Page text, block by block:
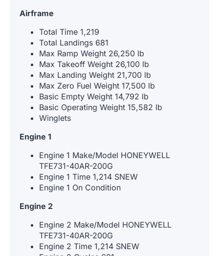
Airframe
Total Time 1,219
Total Landings 681
Max Ramp Weight 26,250 lb
Max Takeoff Weight 26,100 lb
Max Landing Weight 21,700 lb
Max Zero Fuel Weight 17,500 lb
Basic Empty Weight 14,792 lb
Basic Operating Weight 15,582 lb
Winglets
Engine 1
Engine 1 Make/Model HONEYWELL
TFE731-40AR-200G
Engine 1 Time 1,214 SNEW
Engine 1 On Condition
Engine 2
Engine 2 Make/Model HONEYWELL
TFE731-40AR-200G
Engine 2 Time 1,214 SNEW